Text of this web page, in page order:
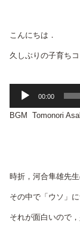
こんにちは．
久しぶりの子育ちコ
声
00:00
BGM Tomonori
時折，河合隼雄先
その中で「ウソ」
それが面白いので